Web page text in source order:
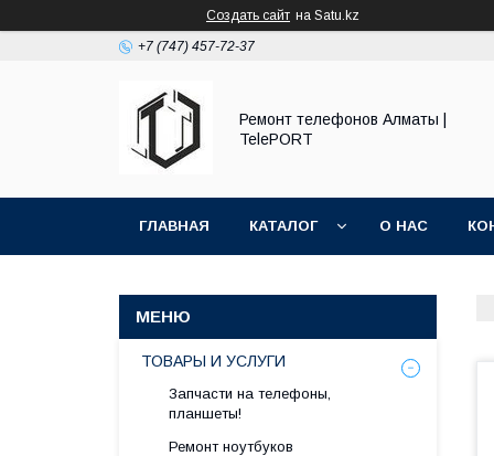
Создать сайт на Satu.kz
+7 (747) 457-72-37
Ремонт телефонов Алматы |
TelePORT
ГЛАВНАЯ КАТАЛОГ О НАС
ТОВАРЫ И УСЛУГИ
Запчасти на телефоны,
планшеты!
Ремонт ноутбуков